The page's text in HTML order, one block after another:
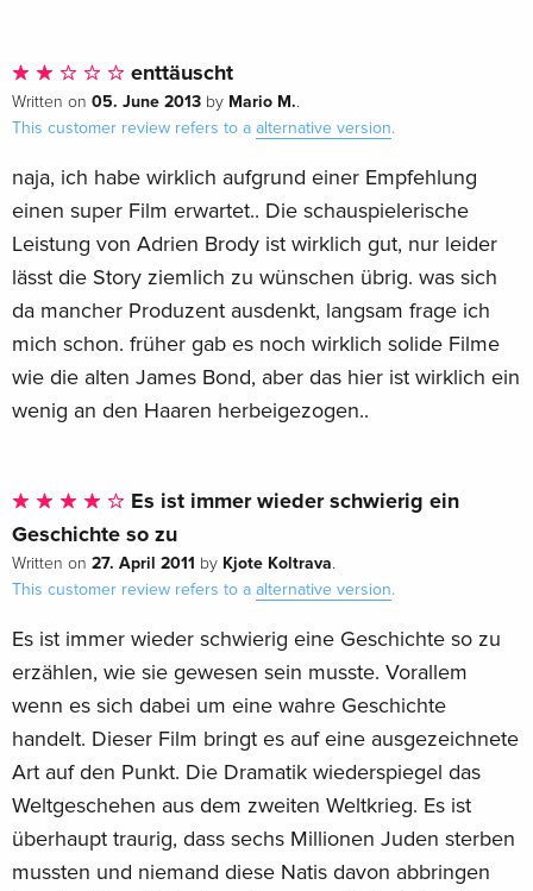
enttäuscht
Written on 05. June 2013 by Mario M..
This customer review refers to a alternative version.
naja, ich habe wirklich aufgrund einer Empfehlung
einen super Film erwartet.. Die schauspielerische
Leistung von Adrien Brody ist wirklich gut, nur leider
lässt die Story ziemlich zu wünschen übrig. was sich
da mancher Produzent ausdenkt, langsam frage ich
mich schon. früher gab es noch wirklich solide Filme
wie die alten James Bond, aber das hier ist wirklich ein
wenig an den Haaren herbeigezogen..
Es ist immer wieder schwierig ein
Geschichte so zu
Written on 27. April 2011 by Kjote Koltrava.
This customer review refers to a alternative version.
Es ist immer wieder schwierig eine Geschichte so zu
erzählen, wie sie gewesen sein musste. Vorallem
wenn es sich dabei um eine wahre Geschichte
handelt. Dieser Film bringt es auf eine ausgezeichnete
Art auf den Punkt. Die Dramatik wiederspiegel das
Weltgeschehen aus dem zweiten Weltkrieg. Es ist
überhaupt traurig, dass sechs Millionen Juden sterben
mussten und niemand diese Natis davon abbringen